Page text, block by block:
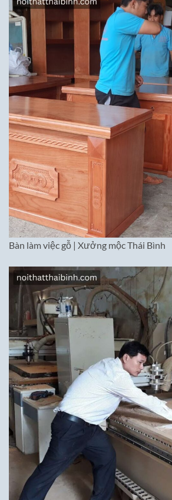
Bàn làm việc gỗ | Xưởng mộc Thái Bình